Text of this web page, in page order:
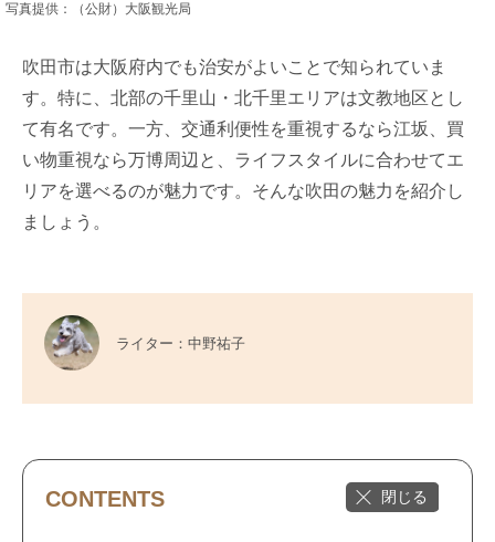
写真提供：（公財）大阪観光局
吹田市は大阪府内でも治安がよいことで知られていま
す。特に、北部の千里山・北千里エリアは文教地区とし
て有名です。一方、交通利便性を重視するなら江坂、買
い物重視なら万博周辺と、ライフスタイルに合わせてエ
リアを選べるのが魅力です。そんな吹田の魅力を紹介し
ましょう。
ライター：中野祐子
CONTENTS